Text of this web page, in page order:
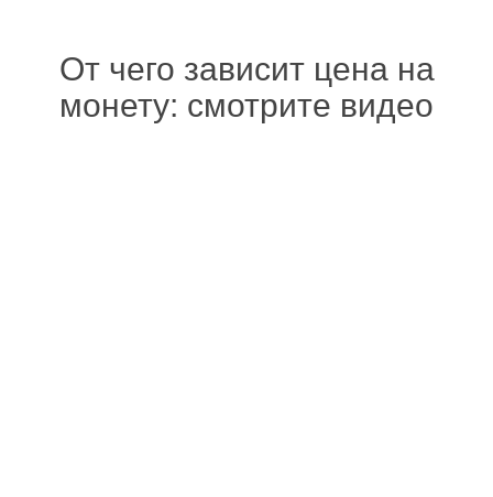
От чего зависит цена на
монету: смотрите видео